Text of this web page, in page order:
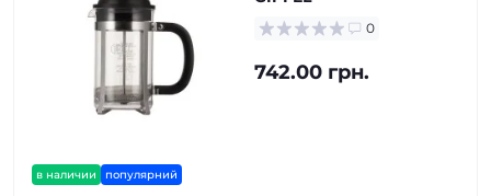
в наличии популярний
0
742.00 грн.